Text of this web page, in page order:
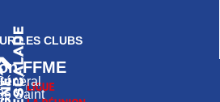
LES CLUBS
FFME
Saint